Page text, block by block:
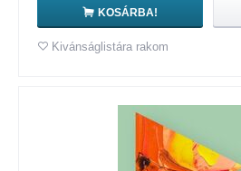
KOSÁRBA!
Kivánságlistára rakom